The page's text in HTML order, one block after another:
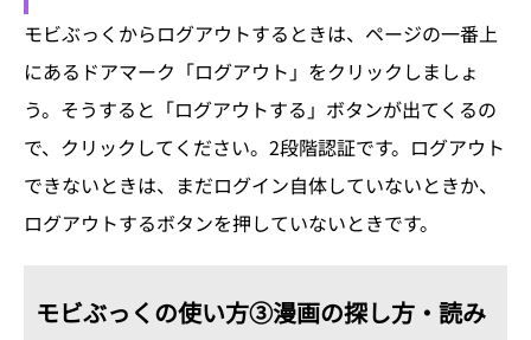
モビぶっくからログアウトするときは、ページの一番上
にあるドアマーク「ログアウト」をクリックしましょ
う。そうすると「ログアウトする」ボタンが出てくるの
で、クリックしてください。2段階認証です。ログアウト
できないときは、まだログイン自体していないときか、
ログアウトするボタンを押していないときです。
モビぶっくの使い方③漫画の探し方・読み